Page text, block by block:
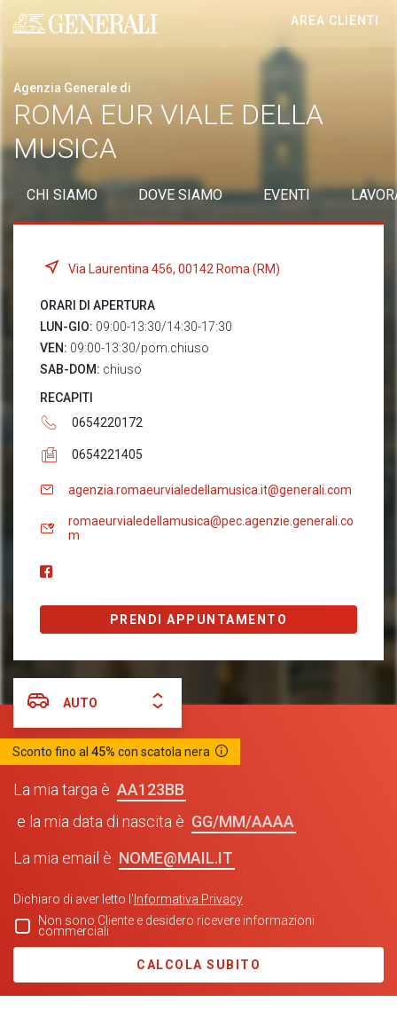
Generali logo
AREA CLIENTI
Agenzia Generale di
ROMA EUR VIALE DELLA
MUSICA
CHI SIAMO DOVE SIAMO EVENTI
Via Laurentina 456, 00142 Roma (RM)
ORARI DI APERTURA
LUN-GIO: 09:00-13:30/14:30-17:30
VEN: 09:00-13:30/pom.chiuso
SAB-DOM: chiuso
RECAPITI
0654220172
0654221405
agenzia.romaeurvialedellamusica.it@generali.com
romaeurvialedellamusica@pec.agenzie.generali.co
m
PRENDI APPUNTAMENTO
AUTO
Sconto fino al 45% con scatola nera
La mia targa è
AA123BB
e la mia data di nascita è
GG/MM/AAAA
La mia email è NOME@MAIL.IT
Dichiaro di aver letto l' Informativa Privacy
Non sono Cliente e desidero ricevere informazioni
commerciali
CALCOLA SUBITO